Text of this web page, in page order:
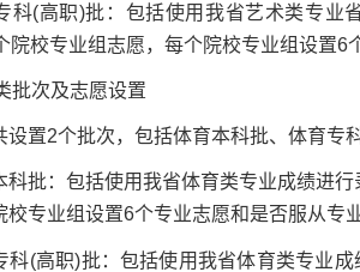
职)批：包括使用我省艺术类专业省
院校专业组志愿，每个院校专业组设置6
次及志愿设置
2个批次，包括体育本科批、体育专科
：包括使用我省体育类专业成绩进行
校专业组设置6个专业志愿和是否服从专
职)批：包括使用我省体育类专业成